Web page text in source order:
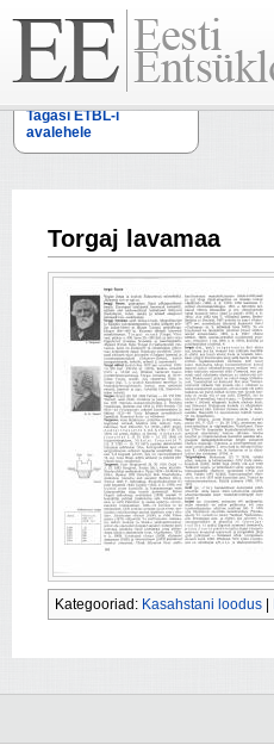
Tagasi ETBL-i
avalehele
Torgaj lavamaa
Kategooriad: Kasahstani loodus